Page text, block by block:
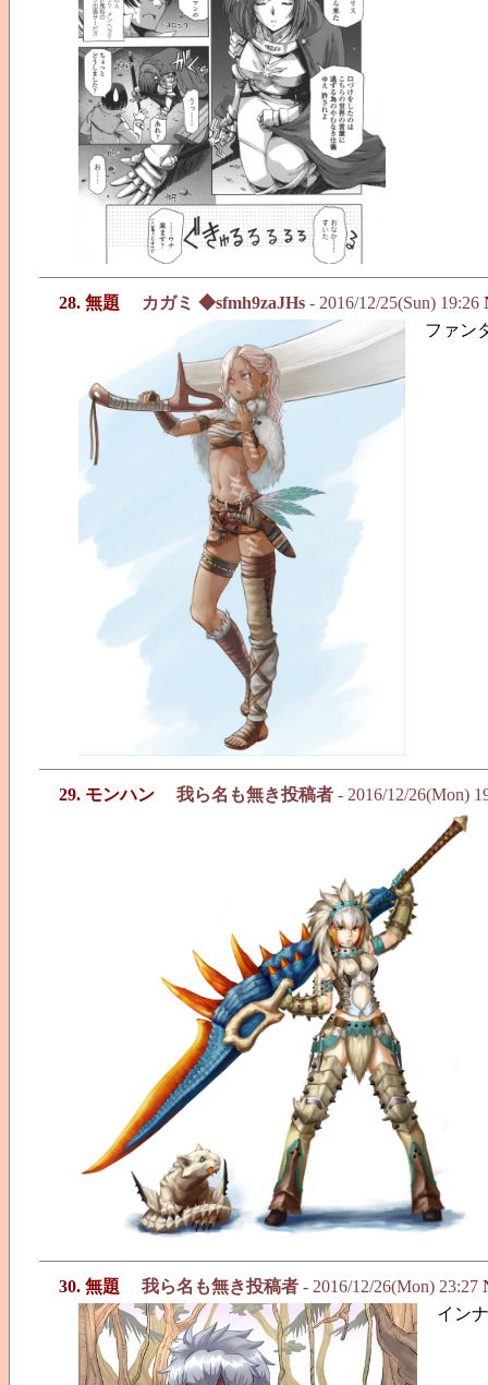
28. 無題 カガミ ◆sfmh9zaJHs - 2016/12/25(Sun) 19:26
ファン
29. モンハン 我ら名も無き投稿者 - 2016/12/26(Mon)
30. 無題 我ら名も無き投稿者 - 2016/12/26(Mon) 23:27
イン